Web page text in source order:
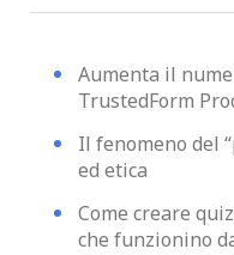
Aumenta il
TrustedForm
Il fenomeno del
ed etica
Come creare
che funzionino